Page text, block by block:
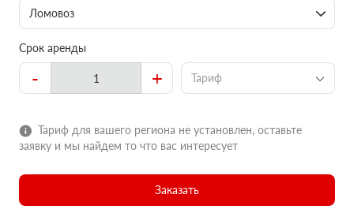
Ломовоз
Срок аренды
- + Тариф
Тариф для вашего региона не установлен, оставьте
заявку и мы найдем то что вас интересует
Заказать